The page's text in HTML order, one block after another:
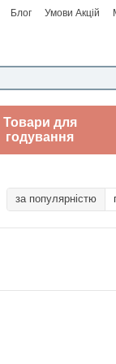
Блог Умови Акцій
Товари для
годування
за популярністю